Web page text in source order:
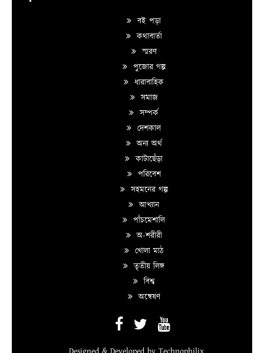
বই পড়া
কথাবার্তা
স্মরণ
পুজোর গল্প
ধারাবাহিক
সমাজ
সম্পর্ক
দেশকাল
অন্য অর্থ
কাটাছেঁড়া
পরিবেশ
সহমনের গল্প
আখ্যান
পাঁচমেশালি
অ-শরীরী
খোলা মাঠ
তৃতীয় লিঙ্গ
বিশ্ব
অন্বেষণ